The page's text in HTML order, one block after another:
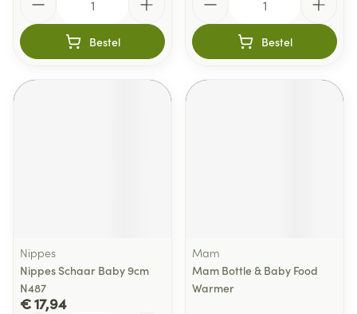
Bestel Bestel
Nippes
Nippes Schaar Baby 9cm
N487
€ 17,94
Mam
Mam Bottle & Baby Food
Warmer